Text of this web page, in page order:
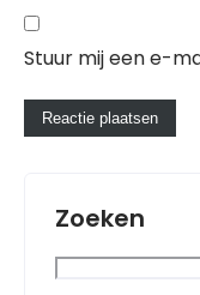
Stuur mij een e-
Zoeken